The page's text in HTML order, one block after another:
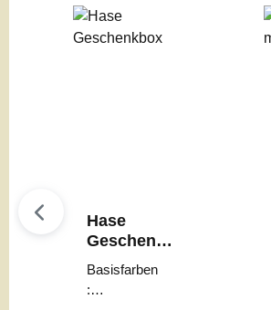
Hase
Geschenkb
ox
Basisfarben
: